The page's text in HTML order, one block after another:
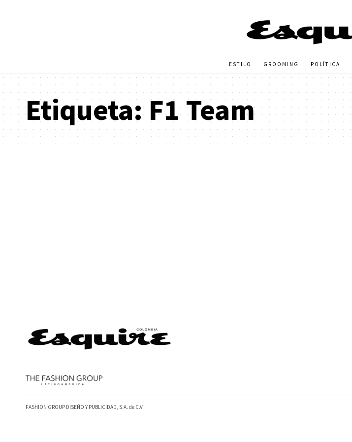
ESTILO GROOMING POLÍTICA
Etiqueta:F1 Team
FASHION GROUP DISEÑO Y PUBLICIDAD, S.A. de C.V.